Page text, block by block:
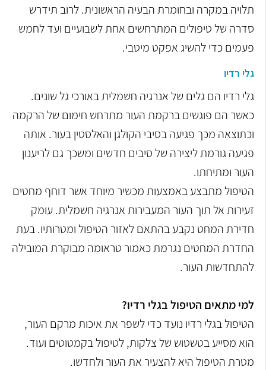
תלויה במקרה ובחומרת הבעיה הראשונית. לרוב תידרש
סדרה של טיפולים המתרחשים אחת לשבועיים ועד לחמש
פעמים כדי להשיג אפקט מיטבי.
גלי רדיו
גלי רדיו הם גלים של אנרגיה חשמלית באורכי גל שונים.
כאשר הם פוגשים ברקמת העור מתרחש חימום של הרקמה
וכתוצאה מכך פגיעה בסיבי הקולגן והאלסטין בעור. אותה
פגיעה גורמת ליצירה של סיבים חדשים ומשכך גם לריענון
העור ומתיחתו.
הטיפול מתבצע באמצעות מכשיר מיוחד אשר דוחף מחטים
זעירות אל תוך העור המעבירות אנרגיה חשמלית. עומק
חדירת המחט נקבע בהתאם לאזור הטיפול ומטרותיו. בעת
החדרת המחטים נגרמת כאמור טראומה מבוקרת המובילה
להתחדשות העור.
למי מתאים הטיפול בגלי רדיו?
הטיפול בגלי רדיו נועד כדי לשפר את איכות מרקם העור,
הוא מסייע בטשטוש של צלקות, לטיפול בקמטוטים ועוד.
מטרת הטיפול היא להצעיר את העור ולחדשו.